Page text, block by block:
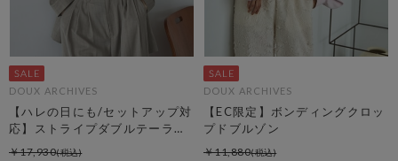
DOUX ARCHIVES
【ハレの日にも/セットアップ対
応】ストライプダブルテーラー
ドジャケット
￥17,930
DOUX ARCHIVES
【EC限定】ボンディングクロッ
プドブルゾン
￥11,880